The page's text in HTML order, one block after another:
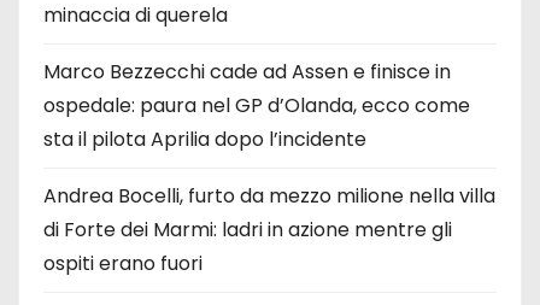
minaccia di querela
Marco Bezzecchi cade ad Assen e finisce in
ospedale: paura nel GP d’Olanda, ecco come
sta il pilota Aprilia dopo l’incidente
Andrea Bocelli, furto da mezzo milione nella villa
di Forte dei Marmi: ladri in azione mentre gli
ospiti erano fuori